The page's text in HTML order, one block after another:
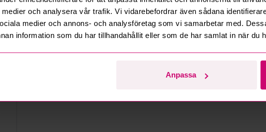
och analysera vår trafik. Vi vidarebefordrar även sådana
medier och annons- och analysföretag som vi samarbetar med.
information som du har tillhandahållit eller som de har samlat in när du
Anpassa